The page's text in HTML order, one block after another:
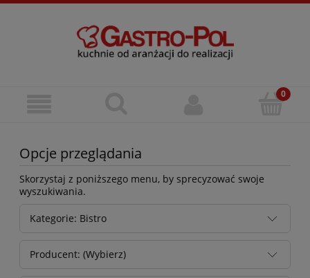
Opcje przeglądania
Skorzystaj z poniższego menu, by sprecyzować swoje
wyszukiwania.
Kategorie: Bistro
Producent: (Wybierz)